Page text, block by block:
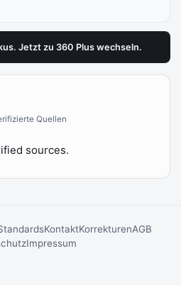
Jetzt zu 360 Plus wechseln.
Quellen
sources.
KontaktKorrekturenAGB
Impressum